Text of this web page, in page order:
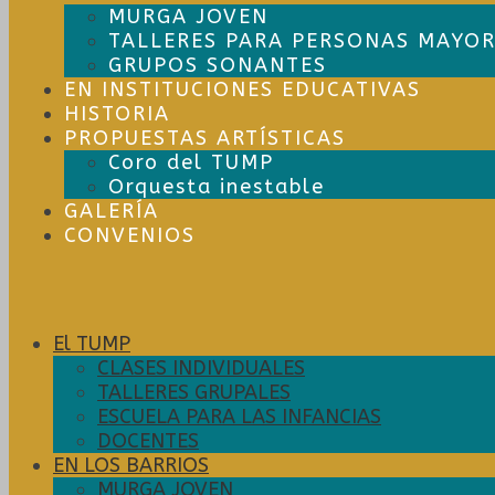
MURGA JOVEN
TALLERES PARA PERSONAS
GRUPOS SONANTES
EN INSTITUCIONES EDUCATIVAS
HISTORIA
PROPUESTAS ARTÍSTICAS
Coro del TUMP
Orquesta inestable
GALERÍA
CONVENIOS
El TUMP
CLASES INDIVIDUALES
TALLERES GRUPALES
ESCUELA PARA LAS INFANCIAS
DOCENTES
EN LOS BARRIOS
MURGA JOVEN